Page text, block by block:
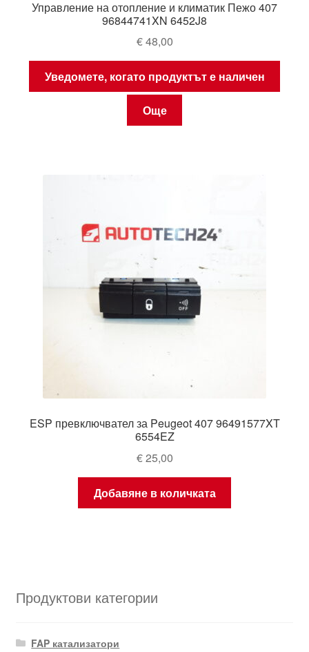
Управление на отопление и климатик Пежо 407
96844741XN 6452J8
€48,00
Уведомете, когато продуктът е наличен
Още
ESP превключвател за Peugeot 407 96491577XT
6554EZ
€25,00
Добавяне в количката
Продуктови категории
FAP катализатори